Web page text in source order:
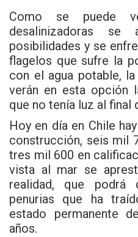
Como se puede
desalinizadoras
posibilidades y se
flagelos que sufre la
con el agua potable,
verán en esta opción
que no tenía luz al final
Hoy en día en Chile
construcción, seis mil
tres mil 600 en
vista al mar se
realidad, que podrá
penurias que ha
estado permanente
años.